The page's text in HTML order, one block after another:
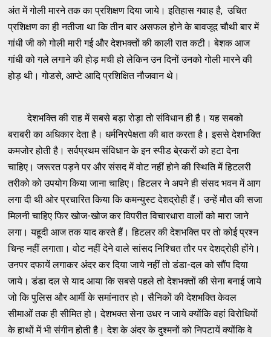
अंत में गोली मारने तक का प्रशिक्षण दिया जाये। इतिहास गवाह है, उचित
प्रशिक्षण का ही नतीजा था कि तीन बार असफल होने के बावजूद चौथी बार में
गांधी जी को गोली मारी गई और देशभक्तों की काली रात कटी। बेशक आज
गांधी को गले लगाने की होड़ मची हो लेकिन उन दिनों उनको गोली मारने की
होड़ थी। गोडसे, आप्टे आदि प्रशिक्षित नौजवान थे।
देशभक्ति की राह में सबसे बड़ा रोड़ा तो संविधान ही है। यह सबको
बराबरी का अधिकार देता है। धर्मनिरपेक्षता की बात करता है। इससे देशभक्ति
कमजोर होती है। सर्वप्रथम संविधान के इन स्पीड बे्रकरों को हटा देना
चाहिए। जरूरत पड़ने पर और संसद में वोट नहीं होने की स्थिति में हिटलरी
तरीको को उपयोग किया जाना चाहिए। हिटलर ने अपने ही संसद भवन में आग
लगा दी थी ओर प्रचारित किया कि कमन्युस्ट देशद्रोही हैं। उन्हें मौत की सजा
मिलनी चाहिए फिर खोज-खोज कर विपरीत विचारधारा वालों को मारा जाने
लगा। यहूदी आज तक याद करते हैं। हिटलर की देशभक्ति पर तो कोई प्रश्न
चिन्ह नहीं लगाता। वोट नहीं देने वाले सांसद निश्चित तौर पर देशद्रोही होंगे।
उनपर दफायें लगाकर अंदर कर दिया जाये नहीं तो डंडा-दल को सौंप दिया
जाये। डंडा दल से याद आया कि सबसे पहले तो देशभक्तों की सेना बनाई जाये
जो कि पुलिस और आर्मी के समांनातर हो। सैनिकों की देशभक्ति केवल
सीमाओं तक ही सीमित हो। देशभक्त सेना उधर न जाये क्योंकि वहां विरोधियों
के हाथों में भी संगीन होती है। देश के अंदर के दुश्मनों को निपटायें क्योंकि वे